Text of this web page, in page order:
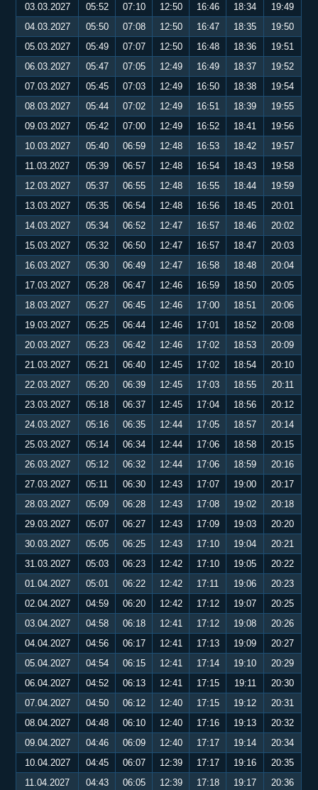
03.03.2027
05:52 07:10 12:50 16:46 18:34
19:49
04.03.2027
05:50 07:08 12:50 16:47 18:35
19:50
05.03.2027
05:49 07:07 12:50 16:48 18:36
19:51
06.03.2027
05:47 07:05 12:49 16:49 18:37
19:52
07.03.2027
05:45 07:03 12:49 16:50 18:38
19:54
08.03.2027
05:44 07:02 12:49 16:51 18:39
19:55
09.03.2027
05:42 07:00 12:49 16:52 18:41
19:56
10.03.2027
05:40 06:59 12:48 16:53 18:42
19:57
11.03.2027
05:39 06:57 12:48 16:54 18:43
19:58
12.03.2027
05:37 06:55 12:48 16:55 18:44
19:59
13.03.2027
05:35 06:54 12:48 16:56 18:45
20:01
14.03.2027
05:34 06:52 12:47 16:57 18:46
20:02
15.03.2027
05:32 06:50 12:47 16:57 18:47
20:03
16.03.2027
05:30 06:49 12:47 16:58 18:48
20:04
17.03.2027
05:28 06:47 12:46 16:59 18:50
20:05
18.03.2027
05:27 06:45 12:46 17:00 18:51
20:06
19.03.2027
05:25 06:44 12:46 17:01 18:52
20:08
20.03.2027
05:23 06:42 12:46 17:02 18:53
20:09
21.03.2027
05:21 06:40 12:45 17:02 18:54
20:10
22.03.2027
05:20 06:39 12:45 17:03 18:55
20:11
23.03.2027
05:18 06:37 12:45 17:04 18:56
20:12
24.03.2027
05:16 06:35 12:44 17:05 18:57
20:14
25.03.2027
05:14 06:34 12:44 17:06 18:58
20:15
26.03.2027
05:12 06:32 12:44 17:06 18:59
20:16
27.03.2027
05:11 06:30 12:43 17:07 19:00
20:17
28.03.2027
05:09 06:28 12:43 17:08 19:02
20:18
29.03.2027
05:07 06:27 12:43 17:09 19:03
20:20
30.03.2027
05:05 06:25 12:43 17:10 19:04
20:21
31.03.2027
05:03 06:23 12:42 17:10 19:05
20:22
01.04.2027
05:01 06:22 12:42 17:11 19:06
20:23
02.04.2027
04:59 06:20 12:42 17:12 19:07
20:25
03.04.2027
04:58 06:18 12:41 17:12 19:08
20:26
04.04.2027
04:56 06:17 12:41 17:13 19:09
20:27
05.04.2027
04:54 06:15 12:41 17:14 19:10
20:29
06.04.2027
04:52 06:13 12:41 17:15 19:11
20:30
07.04.2027
04:50 06:12 12:40 17:15 19:12
20:31
08.04.2027
04:48 06:10 12:40 17:16 19:13
20:32
09.04.2027
04:46 06:09 12:40 17:17 19:14
20:34
10.04.2027
04:45 06:07 12:39 17:17 19:16
20:35
11.04.2027
04:43 06:05 12:39 17:18 19:17 20:36